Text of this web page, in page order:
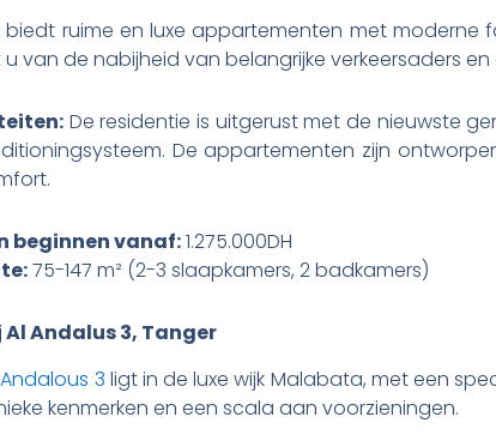
biedt ruime en luxe appartementen met moderne
van de nabijheid van belangrijke verkeersaders
De residentie is uitgerust met de nieuwste
De appartementen zijn
beginnen vanaf:1.275.000DH
75-147 m² (2-3 slaapkamers, 2 badkamers)
Al Andalus 3, Tanger
3 ligt in de luxe wijk Malabata, met een
kenmerken en een scala aan voorzieningen.